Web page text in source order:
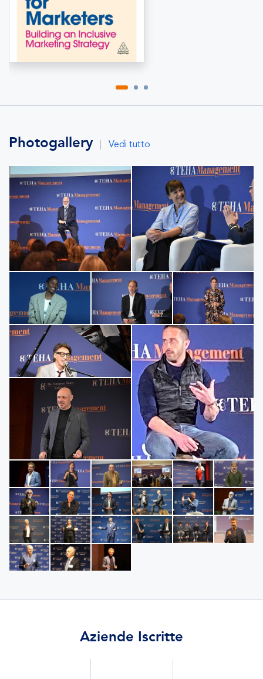
Photogallery | Vedi tutto
Aziende Iscritte